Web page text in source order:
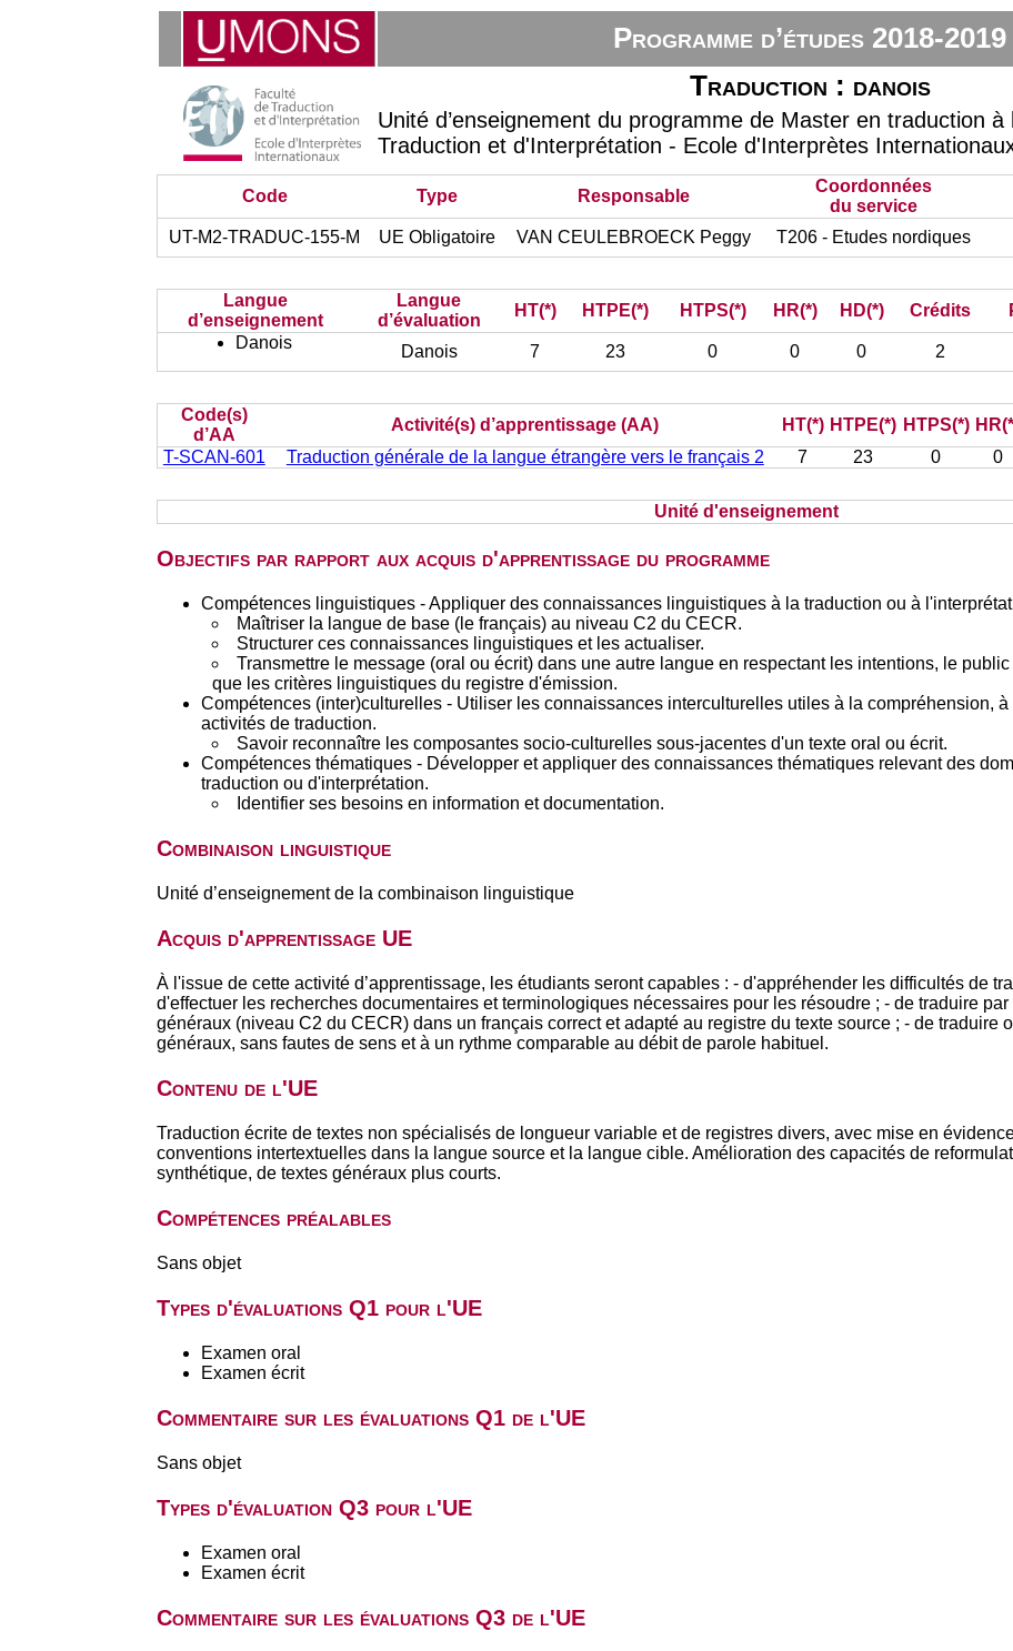
Programme d’études 2018-2019
Traduction : danois
Unité d’enseignement du programme de Master en traduction à
Traduction et d'Interprétation - Ecole d'Interprètes
Code Type Responsable
Coordonnées
du service
UT-M2-TRADUC-155-M UE Obligatoire VAN CEULEBROECK Peggy T206 - Etudes nordiques
Langue
d’enseignement
Langue
d’évaluation
HT(*) HTPE(*) HTPS(*) HR(*) HD(*) Crédits
Danois
Danois 7 23 0 0 0 2
Code(s)
d’AA
Activité(s) d’apprentissage (AA) HT(*) HTPE(*) HTPS(*)
T-SCAN-601
Traduction générale de la langue étrangère vers le français 2 7 23 0 0
Unité d'enseignement
Objectifs par rapport aux acquis d'apprentissage du programme
Compétences linguistiques - Appliquer des connaissances linguistiques à la traduction ou à
Maîtriser la langue de base (le français) au niveau C2 du CECR.
Structurer ces connaissances linguistiques et les actualiser.
Transmettre le message (oral ou écrit) dans une autre langue en respectant les intentions, le
que les critères linguistiques du registre d'émission.
Compétences (inter)culturelles - Utiliser les connaissances interculturelles utiles à la compréhension,
activités de traduction.
Savoir reconnaître les composantes socio-culturelles sous-jacentes d'un texte oral ou écrit.
Compétences thématiques - Développer et appliquer des connaissances thématiques relevant des
traduction ou d'interprétation.
Identifier ses besoins en information et documentation.
Combinaison linguistique
Unité d’enseignement de la combinaison linguistique
Acquis d'apprentissage UE
À l'issue de cette activité d’apprentissage, les étudiants seront capables : - d'appréhender les difficultés de
d'effectuer les recherches documentaires et terminologiques nécessaires pour les résoudre ; - de traduire
généraux (niveau C2 du CECR) dans un français correct et adapté au registre du texte source ; - de traduire
généraux, sans fautes de sens et à un rythme comparable au débit de parole habituel.
Contenu de l'UE
Traduction écrite de textes non spécialisés de longueur variable et de registres divers, avec mise en
conventions intertextuelles dans la langue source et la langue cible. Amélioration des capacités de
synthétique, de textes généraux plus courts.
Compétences préalables
Sans objet
Types d'évaluations Q1 pour l'UE
Examen oral
Examen écrit
Commentaire sur les évaluations Q1 de l'UE
Sans objet
Types d'évaluation Q3 pour l'UE
Examen oral
Examen écrit
Commentaire sur les évaluations Q3 de l'UE